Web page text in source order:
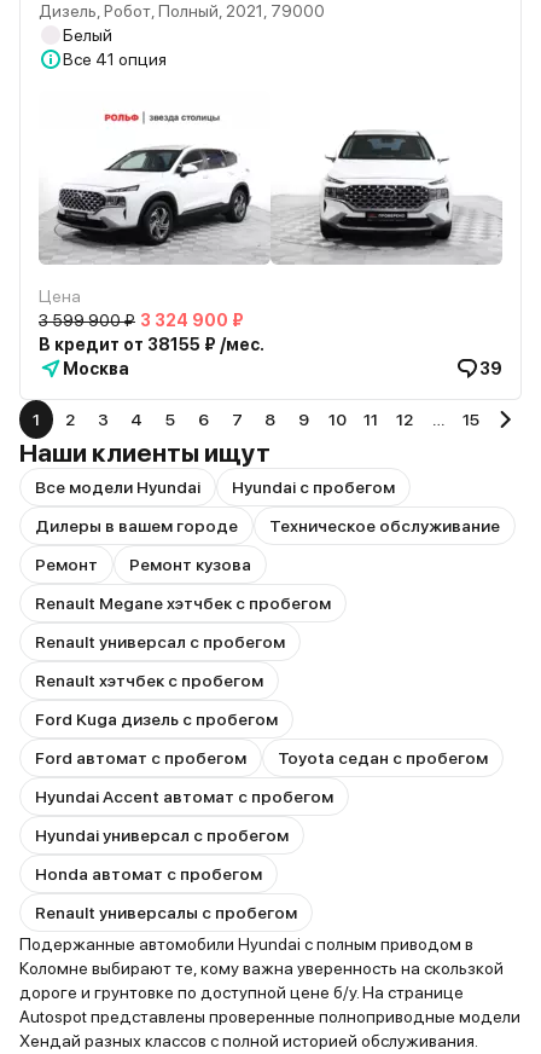
Дизель, Робот, Полный, 2021, 79000
Белый
Все 41 опция
Цена
3 599 900 ₽ 3 324 900 ₽
В кредит от 38155 ₽ /мес.
Москва
39
1 2 3 4 5 6 7 8 9 10 11 12 15
Наши клиенты ищут
Все модели Hyundai
Hyundai с пробегом
Дилеры в вашем городе
Техническое обслуживание
Ремонт
Ремонт кузова
Renault Megane хэтчбек с пробегом
Renault универсал с пробегом
Renault хэтчбек с пробегом
Ford Kuga дизель с пробегом
Ford автомат с пробегом
Toyota седан с пробегом
Hyundai Accent автомат с пробегом
Hyundai универсал с пробегом
Honda автомат с пробегом
Renault универсалы с пробегом
Подержанные автомобили Hyundai с полным приводом в
Коломне выбирают те, кому важна уверенность на скользкой
дороге и грунтовке по доступной цене б/у. На странице
Autospot представлены проверенные полноприводные модели
Хендай разных классов с полной историей обслуживания.